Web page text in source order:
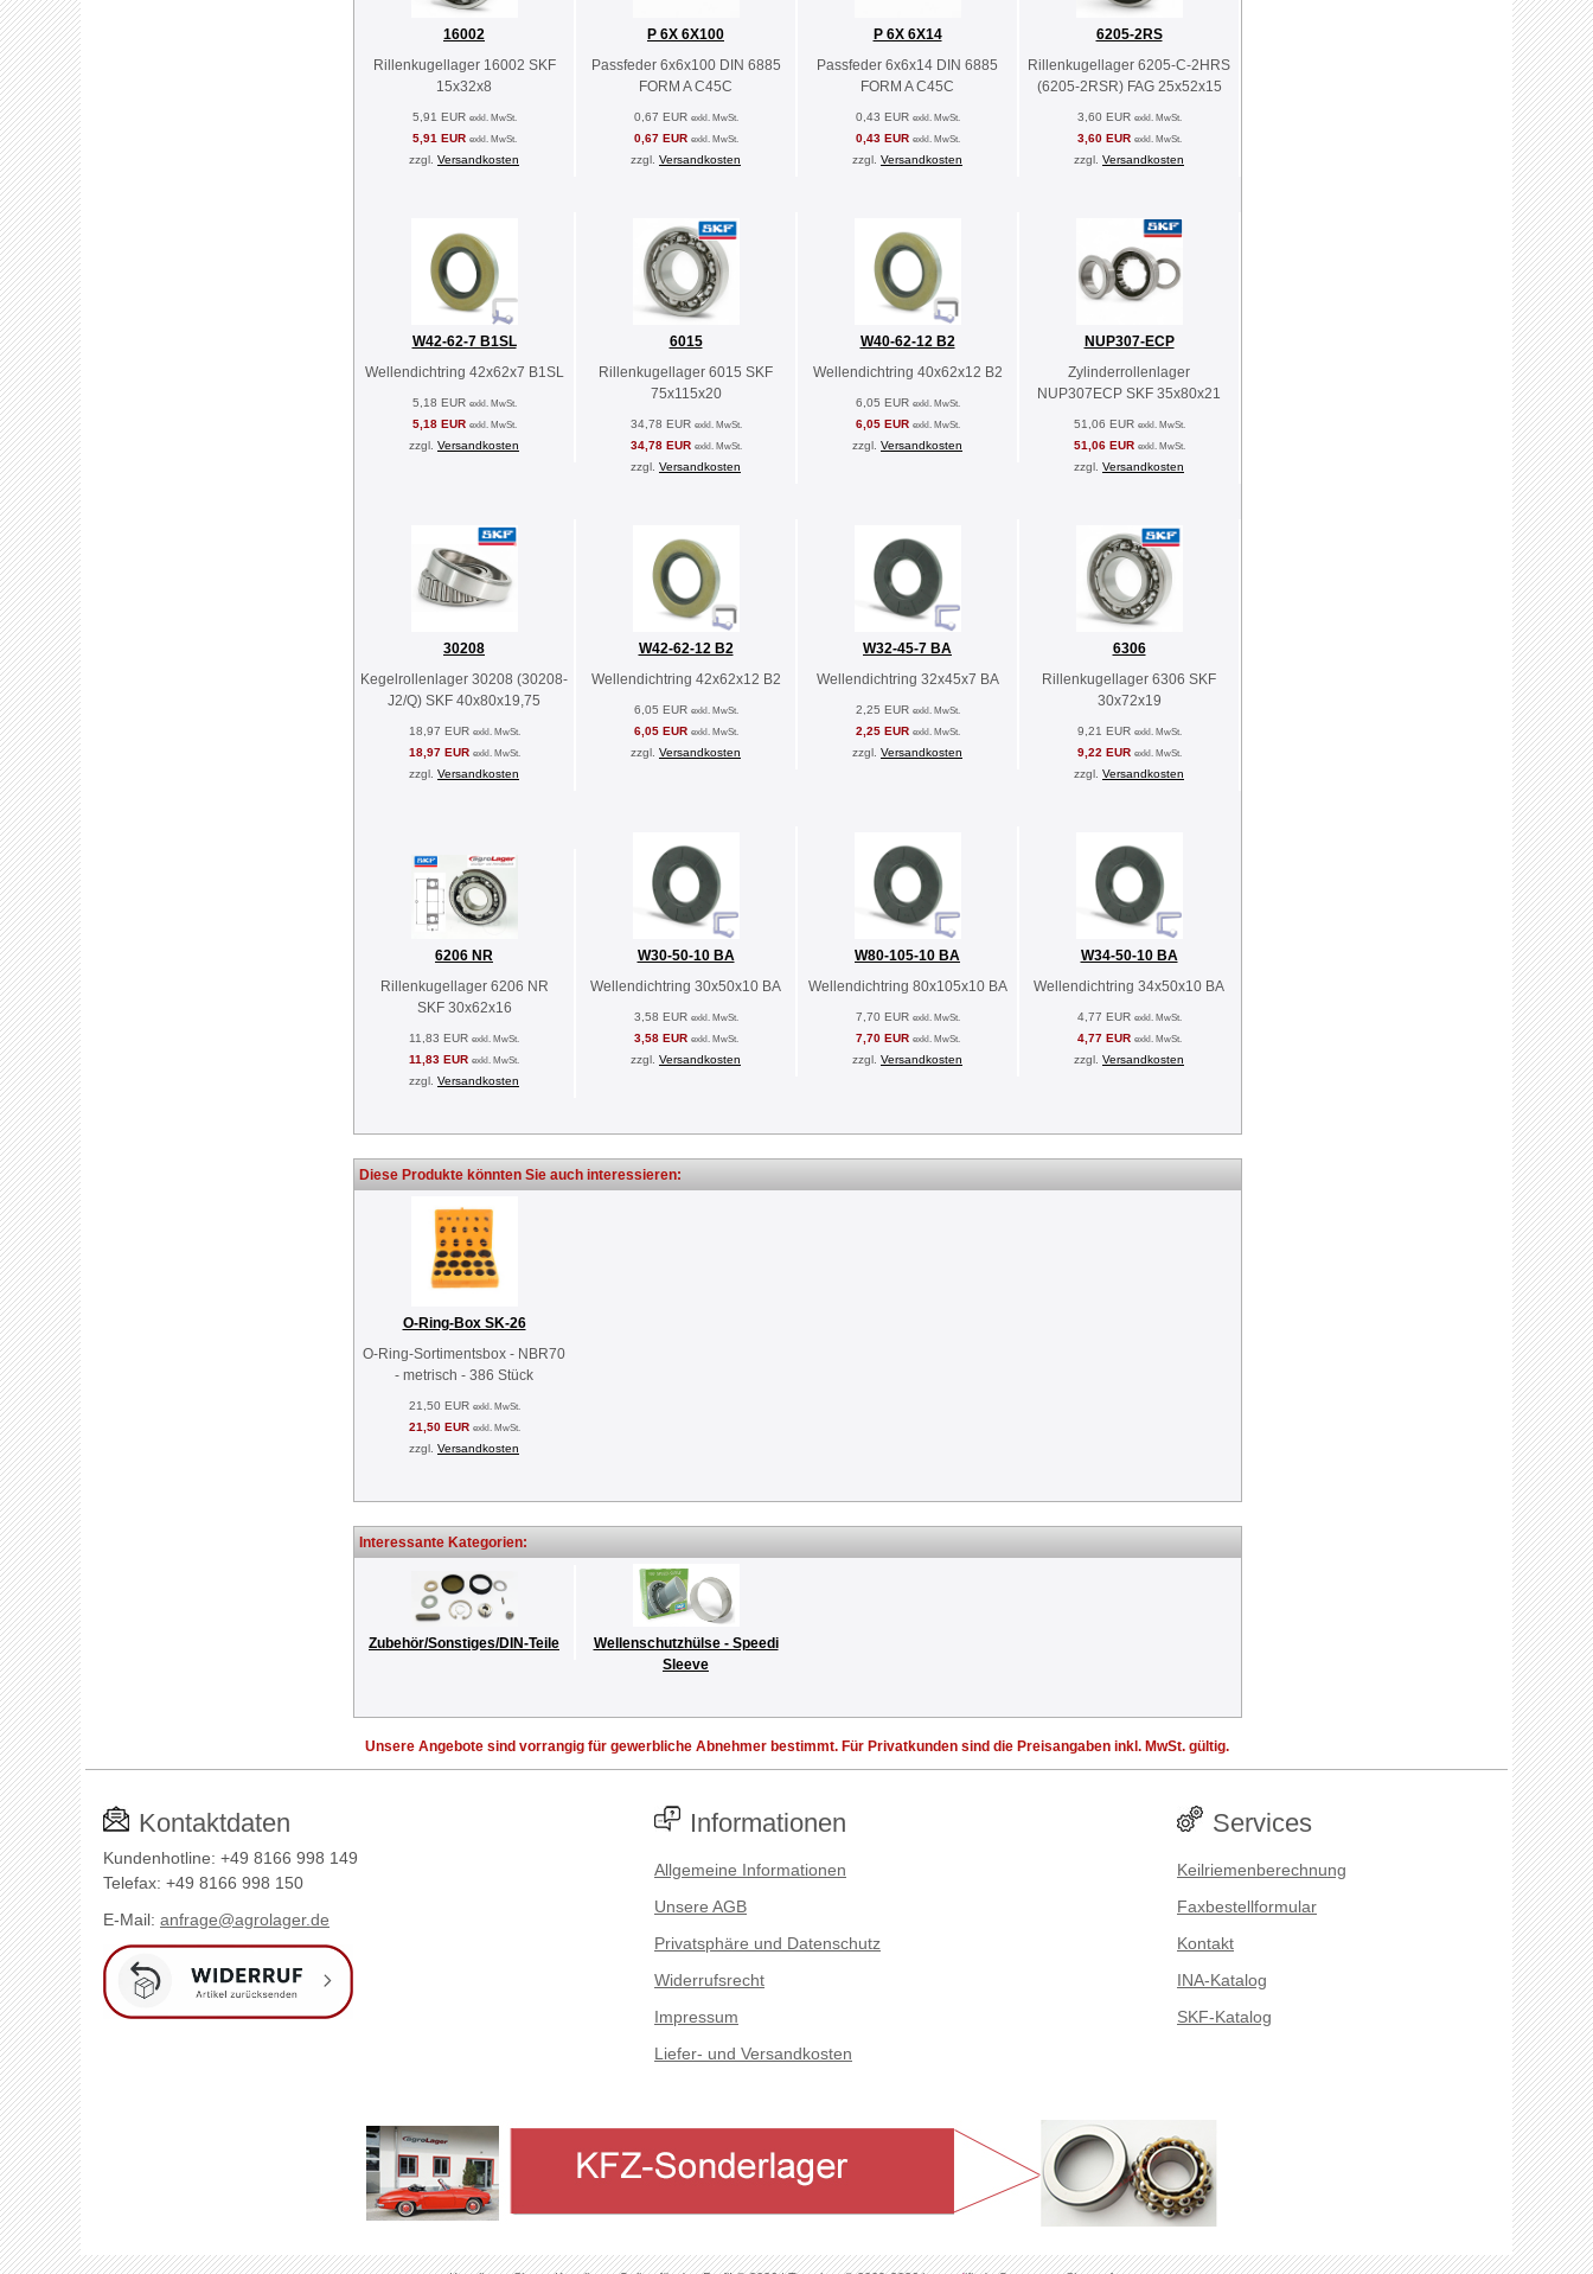
16002
Rillenkugellager 16002 SKF
15x32x8
5,91 EUR exkl. MwSt.
5,91 EUR exkl. MwSt.
zzgl. Versandkosten
P 6X 6X100
Passfeder 6x6x100 DIN 6885
FORM A C45C
0,67 EUR exkl. MwSt.
0,67 EUR exkl. MwSt.
zzgl. Versandkosten
P 6X 6X14
Passfeder 6x6x14 DIN 6885
FORM A C45C
0,43 EUR exkl. MwSt.
0,43 EUR exkl. MwSt.
zzgl. Versandkosten
6205-2RS
Rillenkugellager 6205-C-2HRS
(6205-2RSR) FAG 25x52x15
3,60 EUR exkl. MwSt.
3,60 EUR exkl. MwSt.
zzgl. Versandkosten
W42-62-7 B1SL
Wellendichtring 42x62x7 B1SL
5,18 EUR exkl. MwSt.
5,18 EUR exkl. MwSt.
zzgl. Versandkosten
6015
Rillenkugellager 6015 SKF
75x115x20
34,78 EUR exkl. MwSt.
34,78 EUR exkl. MwSt.
zzgl. Versandkosten
W40-62-12 B2
Wellendichtring 40x62x12 B2
6,05 EUR exkl. MwSt.
6,05 EUR exkl. MwSt.
zzgl. Versandkosten
NUP307-ECP
Zylinderrollenlager
NUP307ECP SKF 35x80x21
51,06 EUR exkl. MwSt.
51,06 EUR exkl. MwSt.
zzgl. Versandkosten
30208
Kegelrollenlager 30208 (30208-
J2/Q) SKF 40x80x19,75
18,97 EUR exkl. MwSt.
18,97 EUR exkl. MwSt.
zzgl. Versandkosten
W42-62-12 B2
Wellendichtring 42x62x12 B2
6,05 EUR exkl. MwSt.
6,05 EUR exkl. MwSt.
zzgl. Versandkosten
W32-45-7 BA
Wellendichtring 32x45x7 BA
2,25 EUR exkl. MwSt.
2,25 EUR exkl. MwSt.
zzgl. Versandkosten
6306
Rillenkugellager 6306 SKF
30x72x19
9,21 EUR exkl. MwSt.
9,22 EUR exkl. MwSt.
zzgl. Versandkosten
6206 NR
Rillenkugellager 6206 NR
SKF 30x62x16
11,83 EUR exkl. MwSt.
11,83 EUR exkl. MwSt.
zzgl. Versandkosten
W30-50-10 BA
Wellendichtring 30x50x10 BA
3,58 EUR exkl. MwSt.
3,58 EUR exkl. MwSt.
zzgl. Versandkosten
W80-105-10 BA
Wellendichtring 80x105x10 BA
7,70 EUR exkl. MwSt.
7,70 EUR exkl. MwSt.
zzgl. Versandkosten
W34-50-10 BA
Wellendichtring 34x50x10 BA
4,77 EUR exkl. MwSt.
4,77 EUR exkl. MwSt.
zzgl. Versandkosten
Diese Produkte könnten Sie auch interessieren:
O-Ring-Box SK-26
O-Ring-Sortimentsbox - NBR70
- metrisch - 386 Stück
21,50 EUR exkl. MwSt.
21,50 EUR exkl. MwSt.
zzgl. Versandkosten
Interessante Kategorien:
Zubehör/Sonstiges/DIN-Teile
Wellenschutzhülse - Speedi
Sleeve
Unsere Angebote sind vorrangig für gewerbliche Abnehmer bestimmt. Für Privatkunden sind die Preisangaben inkl. MwSt. gültig.
Kontaktdaten
Kundenhotline: +49 8166 998 149
Telefax: +49 8166 998 150
E-Mail: anfrage@agrolager.de
Informationen
Allgemeine Informationen
Unsere AGB
Privatsphäre und Datenschutz
Widerrufsrecht
Impressum
Liefer- und Versandkosten
Services
Keilriemenberechnung
Faxbestellformular
Kontakt
INA-Katalog
SKF-Katalog